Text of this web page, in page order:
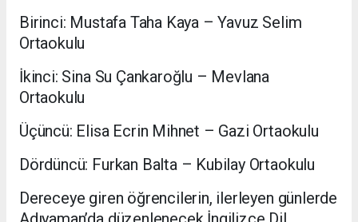
Birinci: Mustafa Taha Kaya – Yavuz Selim
Ortaokulu
İkinci: Sina Su Çankaroğlu – Mevlana
Ortaokulu
Üçüncü: Elisa Ecrin Mihnet – Gazi Ortaokulu
Dördüncü: Furkan Balta – Kubilay Ortaokulu
Dereceye giren öğrencilerin, ilerleyen günlerde